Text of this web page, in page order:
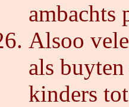
ambachts
Alsoo
als
kinders